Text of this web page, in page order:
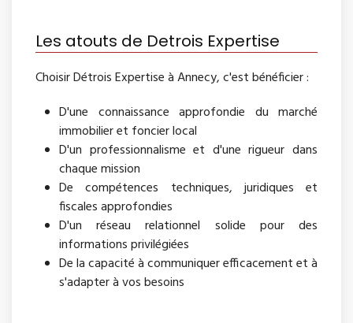
Les atouts de Detrois Expertise
Choisir Détrois Expertise à Annecy, c'est bénéficier :
D'une connaissance approfondie du marché
immobilier et foncier local
D'un professionnalisme et d'une rigueur dans
chaque mission
De compétences techniques, juridiques et
fiscales approfondies
D'un réseau relationnel solide pour des
informations privilégiées
De la capacité à communiquer efficacement et à
s'adapter à vos besoins